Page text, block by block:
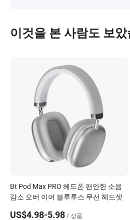
이것을 본 사람도 보
Bt Pod Max PRO 헤드폰 편안한 소음
감소 오버 이어 블루투스 무선 헤드셋
US$4.98-5.98/ 상품